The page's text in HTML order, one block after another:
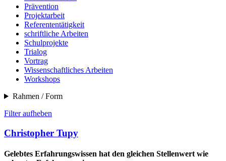
Prävention
Projektarbeit
Referententätigkeit
schriftliche Arbeiten
Schulprojekte
Trialog
Vortrag
Wissenschaftliches Arbeiten
Workshops
Rahmen / Form
Filter aufheben
Christopher Tupy
Gelebtes Erfahrungswissen hat den gleichen Stellenwert wie